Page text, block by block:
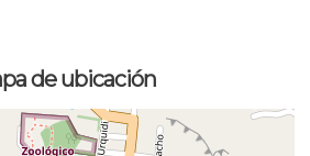
de ubicación